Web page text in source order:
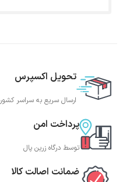
تحویل اکسپرس
ارسال سریع به سراسر کشور
پرداخت امن
توسط درگاه زرین پال
ضمانت اصالت کالا